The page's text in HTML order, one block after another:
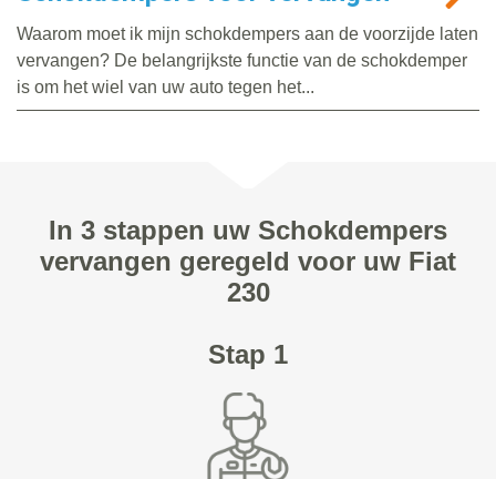
Waarom moet ik mijn schokdempers aan de voorzijde laten
vervangen? De belangrijkste functie van de schokdemper
is om het wiel van uw auto tegen het...
In 3 stappen uw Schokdempers
vervangen geregeld voor uw Fiat
230
Stap 1